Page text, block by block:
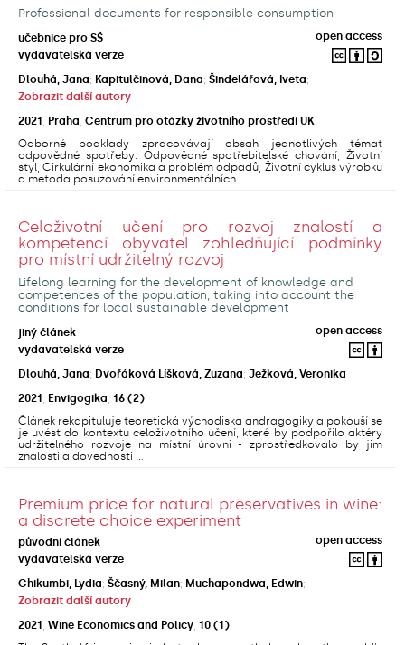
Professional documents for responsible consumption
učebnice pro SŠ
open access
vydavatelská verze
Dlouhá, Jana; Kapitulčinová, Dana; Šindelářová, Iveta;
Zobrazit další autory
2021
Praha Centrum pro otázky životního prostředí UK
Odborné podklady zpracovávají obsah jednotlivých témat
odpovědné spotřeby: Odpovědné spotřebitelské chování, Životní
styl, Cirkulární ekonomika a problém odpadů, Životní cyklus výrobku
a metoda posuzování environmentálních ...
Celoživotní učení pro rozvoj znalostí a
kompetencí obyvatel zohledňující podmínky
pro místní udržitelný rozvoj
Lifelong learning for the development of knowledge and
competences of the population, taking into account the
conditions for local sustainable development
jiný článek
open access
vydavatelská verze
Dlouhá, Jana; Dvořáková Líšková, Zuzana; Ježková, Veronika
2021 Envigogika 16 (2)
Článek rekapituluje teoretická východiska andragogiky a pokouší se
je uvést do kontextu celoživotního učení, které by podpořilo aktéry
udržitelného rozvoje na místní úrovni - zprostředkovalo by jim
znalosti a dovednosti ...
Premium price for natural preservatives in wine:
a discrete choice experiment
původní článek
open access
vydavatelská verze
Chikumbi, Lydia; Ščasný, Milan; Muchapondwa, Edwin;
Zobrazit další autory
2021 Wine Economics and Policy 10 (1)